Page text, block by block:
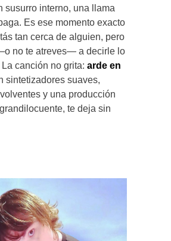
susurro interno, una llama
Es ese momento exacto
tan cerca de alguien, pero
no te atreves— a decirle lo
canción no grita: arde en
sintetizadores suaves,
y una producción
te deja sin